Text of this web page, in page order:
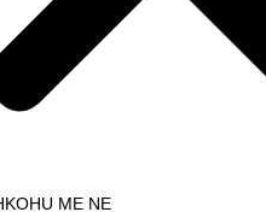
ME NE